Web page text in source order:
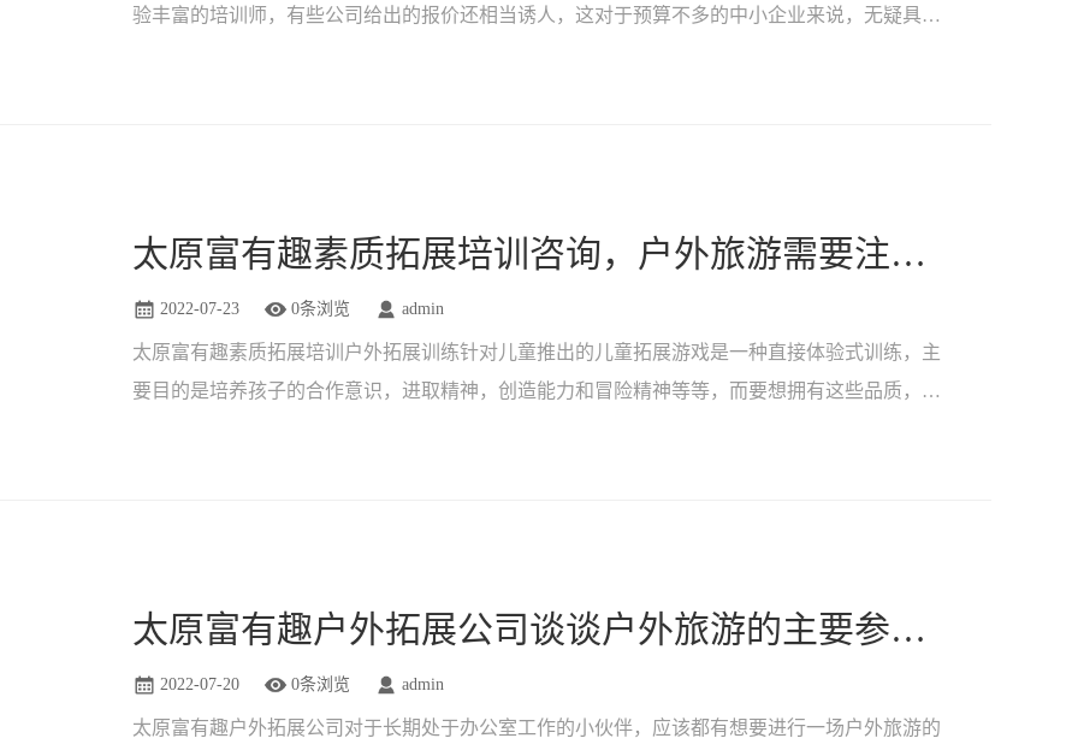
验丰富的培训师，有些公司给出的报价还相当诱人，这对于预算不多的中小企业来说，无疑具有
太原富有趣素质拓展培训咨询，户外旅游需要注意什么？
2022-07-23 0条浏览 admin
太原富有趣素质拓展培训户外拓展训练针对儿童推出的儿童拓展游戏是一种直接体验式训练，主
要目的是培养孩子的合作意识，进取精神，创造能力和冒险精神等等，而要想拥有这些品质，就
太原富有趣户外拓展公司谈谈户外旅游的主要参与意义是什么？
2022-07-20 0条浏览 admin
太原富有趣户外拓展公司对于长期处于办公室工作的小伙伴，应该都有想要进行一场户外旅游的